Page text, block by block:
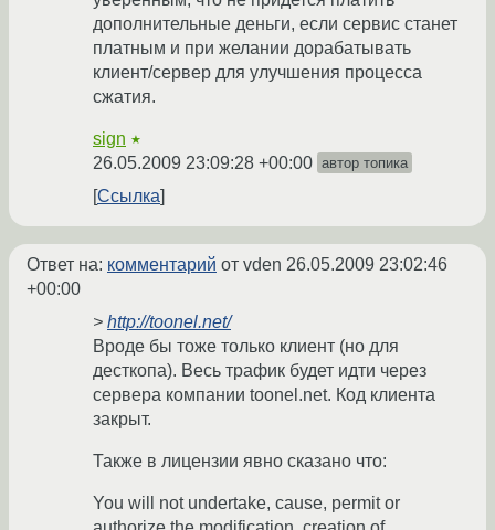
дополнительные деньги, если сервис станет
платным и при желании дорабатывать
клиент/сервер для улучшения процесса
сжатия.
sign ★
26.05.2009 23:09:28 +00:00 автор топика
Ссылка
Ответ на: комментарий от vden 26.05.2009 23:02:46
+00:00
> http://toonel.net/
Вроде бы тоже только клиент (но для
десткопа). Весь трафик будет идти через
сервера компании toonel.net. Код клиента
закрыт.
Также в лицензии явно сказано что:
You will not undertake, cause, permit or